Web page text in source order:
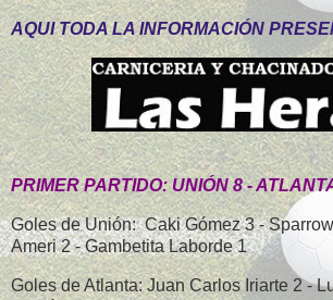
AQUI TODA LA INFORMACIÓN
PRIMER PARTIDO: UNIÓN 8 -
Goles de Unión: Caki Gómez 3 -
Ameri 2 - Gambetita Laborde 1
Goles de Atlanta: Juan Carlos Iriarte 2 -